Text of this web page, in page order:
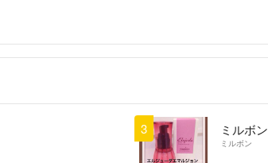
3 ミルボン
ミルボン